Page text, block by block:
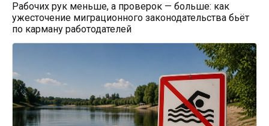
Рабочих рук меньше, а проверок — больше: как
ужесточение миграционного законодательства бьёт
по карману работодателей